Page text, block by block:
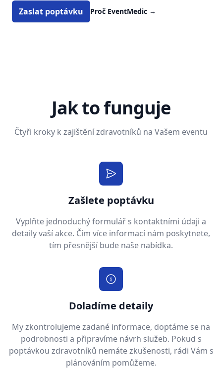
Zaslat poptávku Proč EventMedic →
Jak to funguje
Čtyři kroky k zajištění zdravotníků na Vašem eventu
Zašlete poptávku
Vyplňte jednoduchý formulář s kontaktními údaji a
detaily vaší akce. Čím více informací nám poskytnete,
tím přesnější bude naše nabídka.
Doladíme detaily
My zkontrolujeme zadané informace, doptáme se na
podrobnosti a připravíme návrh služeb. Pokud s
poptávkou zdravotníků nemáte zkušenosti, rádi Vám s
plánováním pomůžeme.